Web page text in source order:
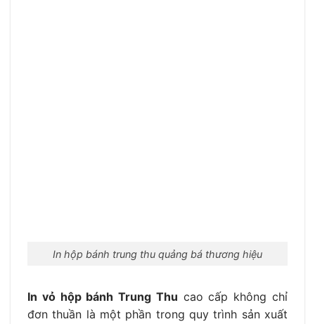
In hộp bánh trung thu quảng bá thương hiệu
In vỏ hộp bánh Trung Thu cao cấp không chỉ
đơn thuần là một phần trong quy trình sản xuất